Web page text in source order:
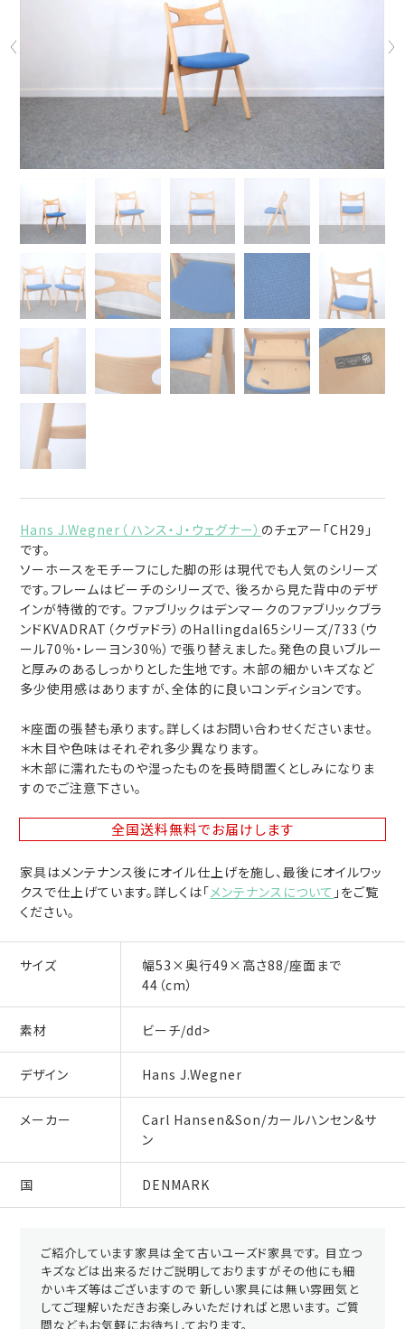
Hans J.Wegner（ ハンス・Ｊ・ウェグナー） のチェアー「CH29」
です。
ソーホースをモチーフにした脚の形は現代でも人気のシリーズ
です。フレームはビーチのシリーズで、 後ろから見た背中のデザ
インが特徴的です。 ファブリックはデンマークのファブリックブラ
ンドKVADRAT（クヴァドラ）のHallingdal65シリーズ/733（ウ
ール70％・レーヨン30％）で張り替えました。発色の良いブルー
と厚みのあるしっかりとした生地です。 木部の細かいキズなど
多少使用感はありますが、全体的に良いコンディションです。
＊座面の張替も承ります。詳しくはお問い合わせくださいませ。
＊木目や色味はそれぞれ多少異なります。
＊木部に濡れたものや湿ったものを長時間置くとしみになりま
すのでご注意下さい。
全国送料無料でお届けします
家具はメンテナンス後にオイル仕上げを施し、最後にオイルワッ
クスで仕上げています。詳しくは「メンテナンスについて 」をご覧
ください。
サイズ
幅53×奥行49×高さ88/座面まで
44（cm）
素材 ビーチ/dd>
デザイン Hans J.Wegner
メーカー
Carl Hansen&Son/カールハンセン&サ
ン
国 DENMARK
ご紹介しています家具は全て古いユーズド家具です。 目立つ
キズなどは出来るだけご説明しておりますがその他にも細
かいキズ等はございますので 新しい家具には無い雰囲気と
してご理解いただきお楽しみいただければと思います。 ご質
問などもお気軽にお待ちしております。